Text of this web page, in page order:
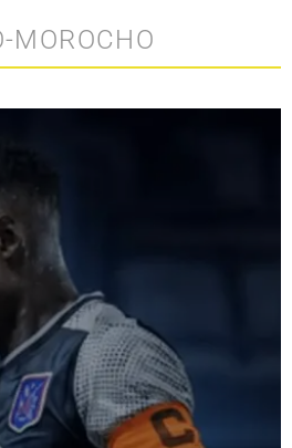
MOROCHO